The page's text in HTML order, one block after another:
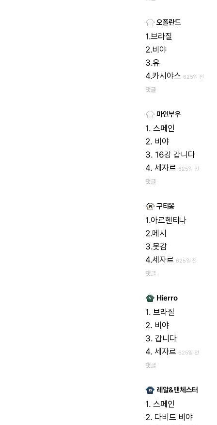
오폴란드
1.브라질
2.비야
3.유
4.카시야스 625일 전
댓글
마인부우
1. 스페인
2. 비야
3. 16강 갑니다
4.세자르 625일 전
댓글
구티옹
1.아르헨티나
2.메시
3.못감
4.세자르 625일 전
댓글
Hierro
1. 브라질
2. 비야
3.갑니다
4.세자르 625일 전
댓글
레알&맨체스터
1. 스페인
2. 다비드 비야